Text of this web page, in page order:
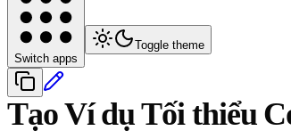
Switch apps
Toggle theme
Tạo Ví dụ Tối thiểu